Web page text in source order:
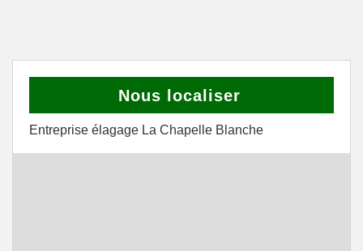
Nous localiser
Entreprise élagage La Chapelle Blanche